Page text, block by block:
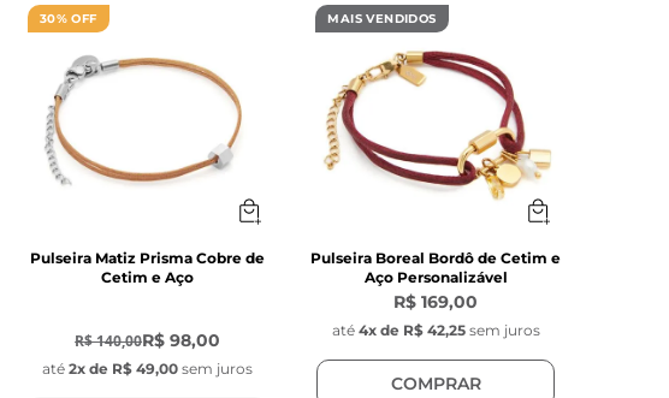
30% OFF
Pulseira Matiz Prisma Cobre de
Cetim e Aço
R$ 140,00R$ 98,00
até 2x de R$ 49,00 sem juros
MAIS VENDIDOS
Pulseira Boreal Bordô de Cetim e
Aço Personalizável
R$ 169,00
até 4x de R$ 42,25 sem juros
COMPRAR